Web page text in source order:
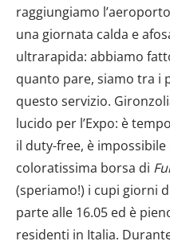
raggiungiamo
una giornata calda e
ultrarapida: abbiamo
quanto pare, siamo tra i
questo servizio.
lucido per l’Expo: è
il duty-free, è
coloratissima borsa di
(speriamo!) i cupi giorni
parte alle 16.05 ed è
residenti in Italia.